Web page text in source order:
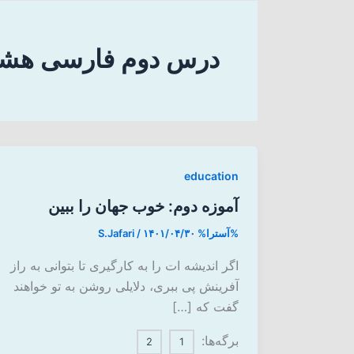
درس دوم فارسی
education
آموزه دوم: خوب جهان را ببین
%آسترا% S.Jafari / ۱۴۰۱/۰۴/۳۰
اگر اندیشه ات را به کارگیری تا بتوانی به راز
آفرینش پی ببری، دلایلی روشن به تو خواهند
گفت که […]
برگه‌ها: 1
2